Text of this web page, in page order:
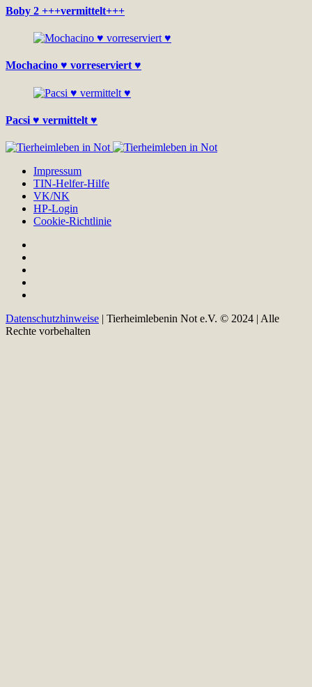
Boby 2 +++vermittelt+++
Mochacino ♥ vorreserviert ♥
Pacsi ♥ vermittelt ♥
Impressum
TIN-Helfer-Hilfe
VK/NK
HP-Login
Cookie-Richtlinie
Datenschutzhinweise | Tierheimlebenin Not e.V. © 2024 | Alle
Rechte vorbehalten